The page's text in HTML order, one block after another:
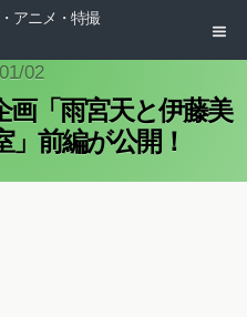
アニメ・特撮
02
画「雨宮天と伊藤美
前編が公開！